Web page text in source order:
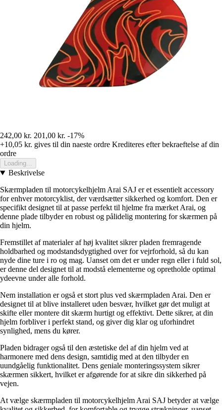
242,00 kr. 201,00 kr. -17%
+10,05 kr. gives til din naeste ordre Krediteres efter bekraeftelse af din
ordre
Loading...
Beskrivelse
Skærmpladen til motorcykelhjelm Arai SAJ er et essentielt accessory
for enhver motorcyklist, der værdsætter sikkerhed og komfort. Den er
specifikt designet til at passe perfekt til hjelme fra mærket Arai, og
denne plade tilbyder en robust og pålidelig montering for skærmen på
din hjelm.
Fremstillet af materialer af høj kvalitet sikrer pladen fremragende
holdbarhed og modstandsdygtighed over for vejrforhold, så du kan
nyde dine ture i ro og mag. Uanset om det er under regn eller i fuld sol,
er denne del designet til at modstå elementerne og opretholde optimal
ydeevne under alle forhold.
Nem installation er også et stort plus ved skærmpladen Arai. Den er
designet til at blive installeret uden besvær, hvilket gør det muligt at
skifte eller montere dit skærm hurtigt og effektivt. Dette sikrer, at din
hjelm forbliver i perfekt stand, og giver dig klar og uforhindret
synlighed, mens du kører.
Pladen bidrager også til den æstetiske del af din hjelm ved at
harmonere med dens design, samtidig med at den tilbyder en
uundgåelig funktionalitet. Dens geniale monteringssystem sikrer
skærmen sikkert, hvilket er afgørende for at sikre din sikkerhed på
vejen.
At vælge skærmpladen til motorcykelhjelm Arai SAJ betyder at vælge